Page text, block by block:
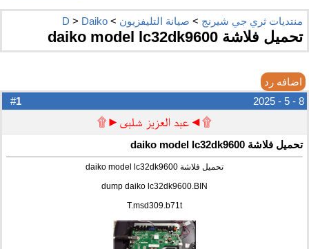
منتديات ثري جي شيرنج > صيانة التليفزيون >
D > Daiko
تحميل فلاشة daiko model lc32dk9600
اضافه رد
1 8 - 5 - 2025
۩◄عبد العزيز شلبى►۩
تحميل فلاشة daiko model lc32dk9600
تحميل فلاشة daiko model lc32dk9600
dump daiko lc32dk9600.BIN
T.msd309.b71t